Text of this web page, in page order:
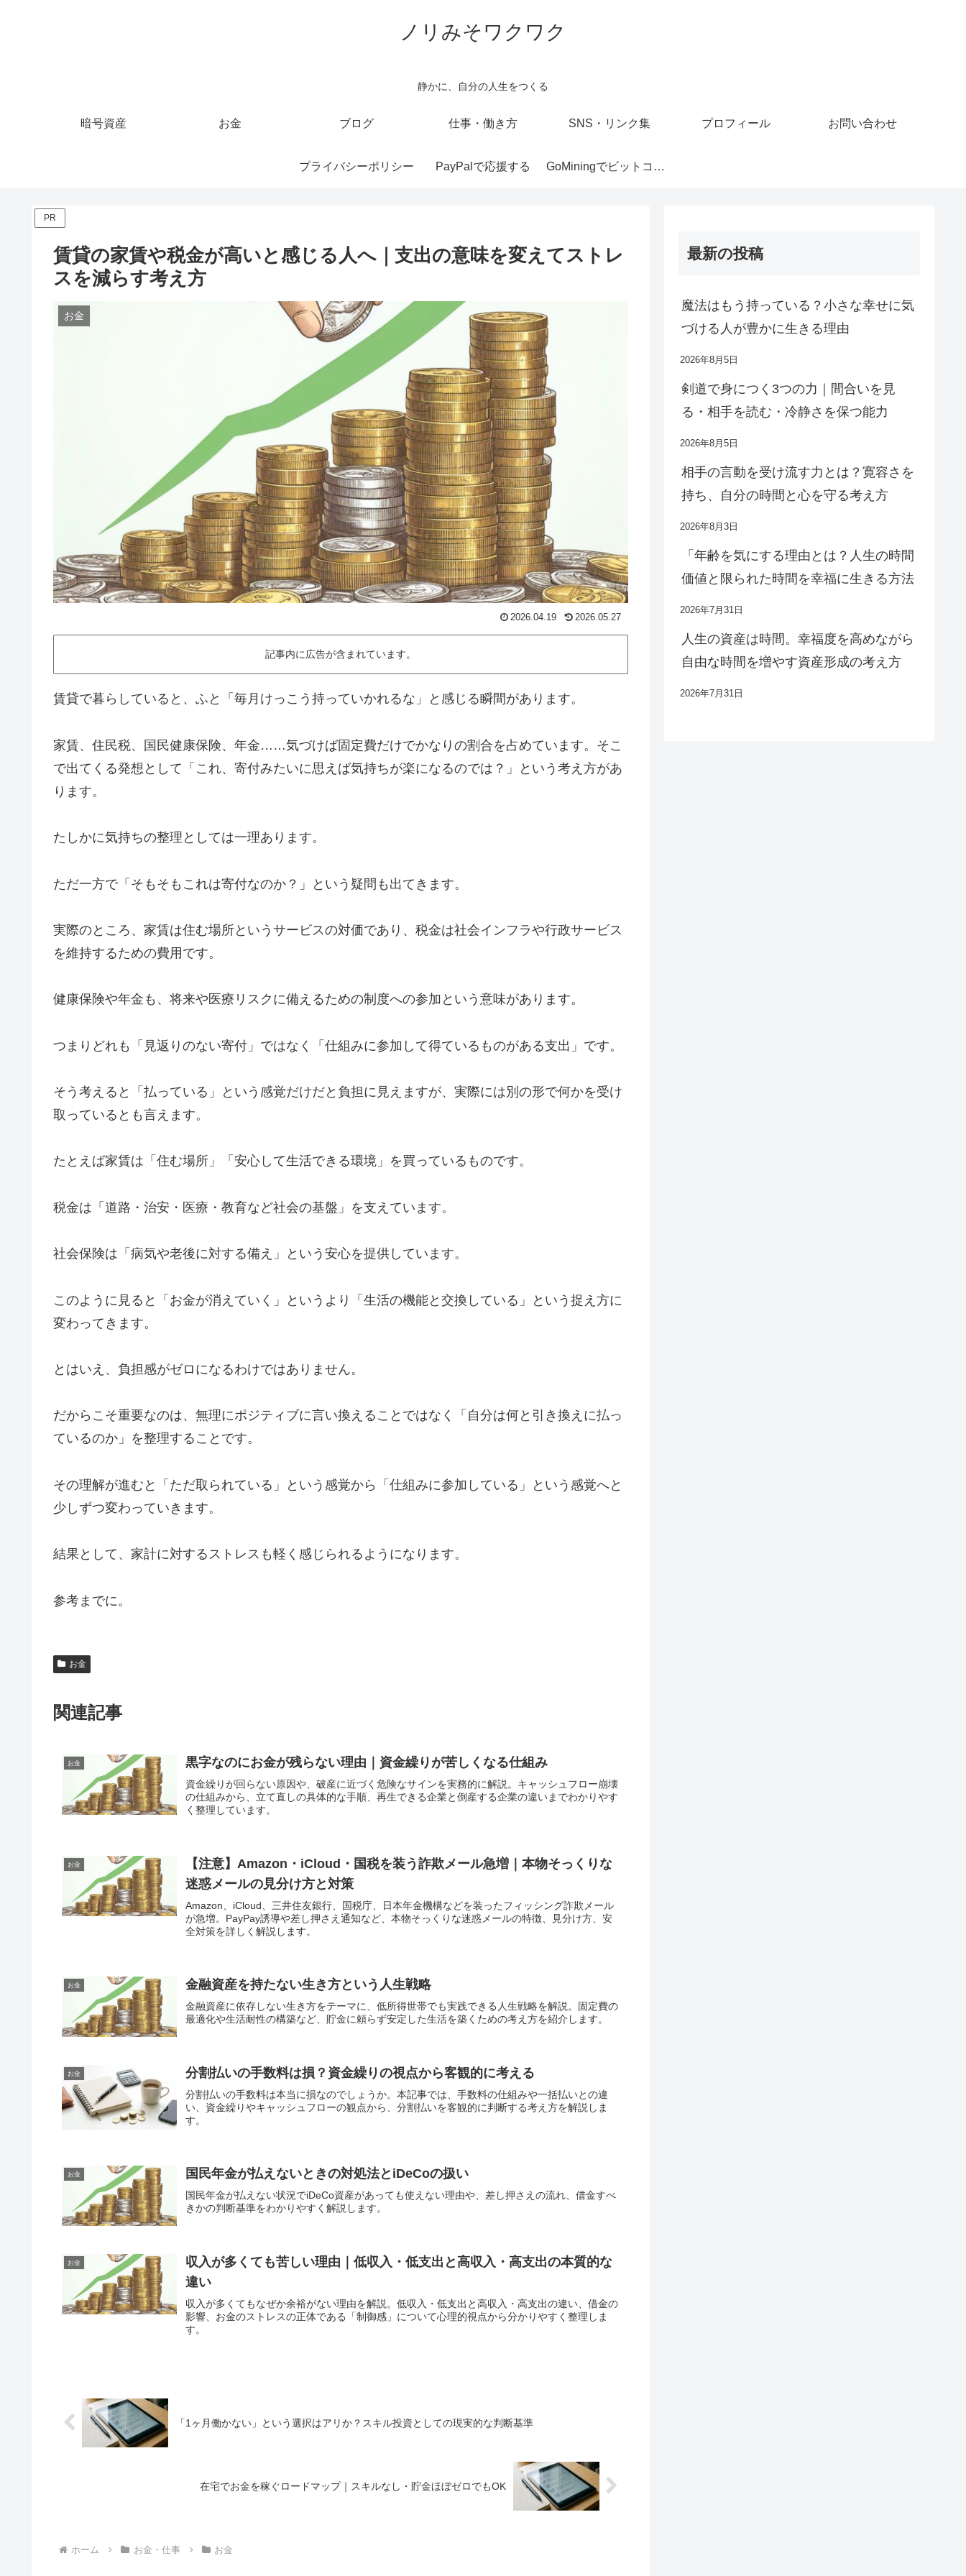
ノリみそワクワク
静かに、自分の人生をつくる
暗号資産 お金 ブログ 仕事・働き方 SNS・リンク集 プロフィール お問い合わせ
プライバシーポリシー PayPalで応援する GoMiningでビットコインを稼ぐ
PR
賃貸の家賃や税金が高いと感じる人へ｜支出の意味を変えてストレ
スを減らす考え方
お金
2026.04.19 2026.05.27
記事内に広告が含まれています。
賃貸で暮らしていると、ふと「毎月けっこう持っていかれるな」と感じる瞬間があります。
家賃、住民税、国民健康保険、年金……気づけば固定費だけでかなりの割合を占めています。そこ
で出てくる発想として「これ、寄付みたいに思えば気持ちが楽になるのでは？」という考え方があ
ります。
たしかに気持ちの整理としては一理あります。
ただ一方で「そもそもこれは寄付なのか？」という疑問も出てきます。
実際のところ、家賃は住む場所というサービスの対価であり、税金は社会インフラや行政サービス
を維持するための費用です。
健康保険や年金も、将来や医療リスクに備えるための制度への参加という意味があります。
つまりどれも「見返りのない寄付」ではなく「仕組みに参加して得ているものがある支出」です。
そう考えると「払っている」という感覚だけだと負担に見えますが、実際には別の形で何かを受け
取っているとも言えます。
たとえば家賃は「住む場所」「安心して生活できる環境」を買っているものです。
税金は「道路・治安・医療・教育など社会の基盤」を支えています。
社会保険は「病気や老後に対する備え」という安心を提供しています。
このように見ると「お金が消えていく」というより「生活の機能と交換している」という捉え方に
変わってきます。
とはいえ、負担感がゼロになるわけではありません。
だからこそ重要なのは、無理にポジティブに言い換えることではなく「自分は何と引き換えに払っ
ているのか」を整理することです。
その理解が進むと「ただ取られている」という感覚から「仕組みに参加している」という感覚へと
少しずつ変わっていきます。
結果として、家計に対するストレスも軽く感じられるようになります。
参考までに。
お金
関連記事
お金 黒字なのにお金が残らない理由｜資金繰りが苦しくなる仕組み
資金繰りが回らない原因や、破産に近づく危険なサインを実務的に解説。キャッシュフロー崩壊
の仕組みから、立て直しの具体的な手順、再生できる企業と倒産する企業の違いまでわかりやす
く整理しています。
お金
【注意】Amazon・iCloud・国税を装う詐欺メール急増｜本物そっくりな
迷惑メールの見分け方と対策
Amazon、iCloud、三井住友銀行、国税庁、日本年金機構などを装ったフィッシング詐欺メール
が急増。PayPay誘導や差し押さえ通知など、本物そっくりな迷惑メールの特徴、見分け方、安
全対策を詳しく解説します。
お金 金融資産を持たない生き方という人生戦略
金融資産に依存しない生き方をテーマに、低所得世帯でも実践できる人生戦略を解説。固定費の
最適化や生活耐性の構築など、貯金に頼らず安定した生活を築くための考え方を紹介します。
お金 分割払いの手数料は損？資金繰りの視点から客観的に考える
分割払いの手数料は本当に損なのでしょうか。本記事では、手数料の仕組みや一括払いとの違
い、資金繰りやキャッシュフローの観点から、分割払いを客観的に判断する考え方を解説しま
す。
お金 国民年金が払えないときの対処法とiDeCoの扱い
国民年金が払えない状況でiDeCo資産があっても使えない理由や、差し押さえの流れ、借金すべ
きかの判断基準をわかりやすく解説します。
お金
収入が多くても苦しい理由｜低収入・低支出と高収入・高支出の本質的な
違い
収入が多くてもなぜか余裕がない理由を解説。低収入・低支出と高収入・高支出の違い、借金の
影響、お金のストレスの正体である「制御感」について心理的視点から分かりやすく整理しま
す。
「1ヶ月働かない」という選択はアリか？スキル投資としての現実的な判断基準
在宅でお金を稼ぐロードマップ｜スキルなし・貯金ほぼゼロでもOK
ホーム お金・仕事 お金
最新の投稿
魔法はもう持っている？小さな幸せに気
づける人が豊かに生きる理由
2026年8月5日
剣道で身につく3つの力｜間合いを見
る・相手を読む・冷静さを保つ能力
2026年8月5日
相手の言動を受け流す力とは？寛容さを
持ち、自分の時間と心を守る考え方
2026年8月3日
「年齢を気にする理由とは？人生の時間
価値と限られた時間を幸福に生きる方法
2026年7月31日
人生の資産は時間。幸福度を高めながら
自由な時間を増やす資産形成の考え方
2026年7月31日